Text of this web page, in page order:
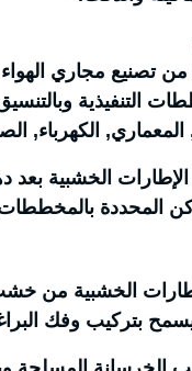
من تصنيع مجاري الهواء
التنفيذية
المعماري, الكهرباء,
الخشبية بعد
المحددة
الخشبية من
بتركيب وفك